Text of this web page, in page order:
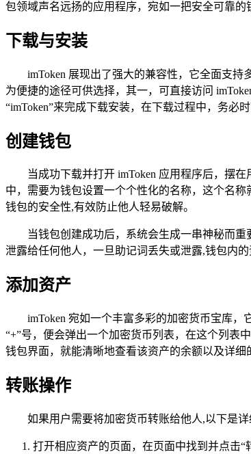
包领域声名远扬的应用程序，宛如一把安全可靠的
下载与安装
imToken 展现出了强大的兼容性，它全面支
为便捷的途径可供选择，其一，可直接访问
“imToken”来完成下载安装，在下载过程中，务必
创建钱包
当成功下载并打开 imToken 应用程序后，摆
中，需要为钱包设置一个个性化的名称，这个名
钱包的安全性,有效防止他人轻易破解。
当钱包创建成功后，系统会生成一串神秘而
泄露给任何他人，一旦助记词丢失或泄露,钱包内的
添加资产
imToken 宛如一个丰富多彩的加密货币宝库
“+”号，便会弹出一个加密货币列表，在这个列表
钱包界面，就能清晰地查看该资产的余额以及详细
转账操作
如果用户需要将加密货币转账给他人,以下是详
打开相应资产的页面，在页面中找到并点击“